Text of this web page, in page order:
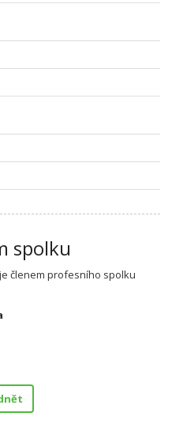
spolku
členem profesního spolku